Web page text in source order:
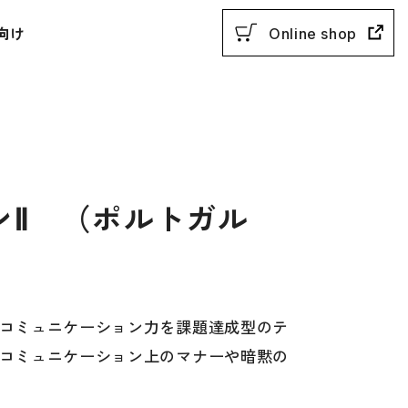
け Online shop
授法
参考書
Ⅱ （ポルトガル
ミュニケーション力を課題達成型のテ
ミュニケーション上のマナーや暗黙の